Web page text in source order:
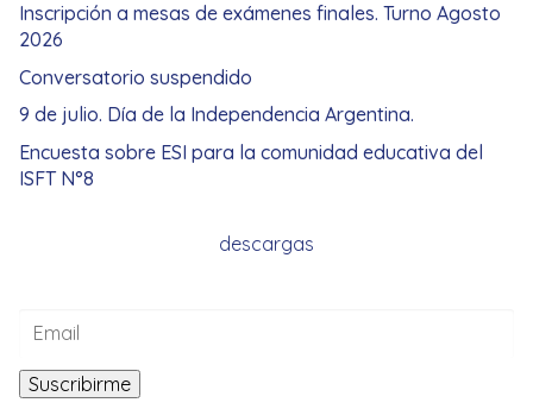
Inscripción a mesas de exámenes finales. Turno Agosto
2026
Conversatorio suspendido
9 de julio. Día de la Independencia Argentina.
Encuesta sobre ESI para la comunidad educativa del
ISFT N°8
descargas